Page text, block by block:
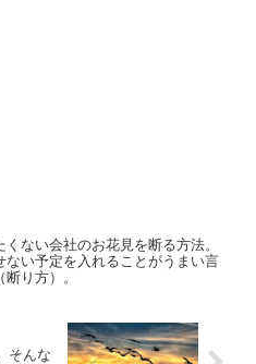
くない会社のお花見を断る方法。
ない予定を入れることがうまい言
断り方）。
そんな